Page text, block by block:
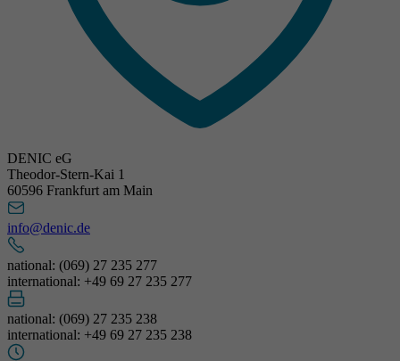
DENIC eG
Theodor-Stern-Kai 1
60596 Frankfurt am Main
info@denic.de
national: (069) 27 235 277
international: +49 69 27 235 277
national: (069) 27 235 238
international: +49 69 27 235 238